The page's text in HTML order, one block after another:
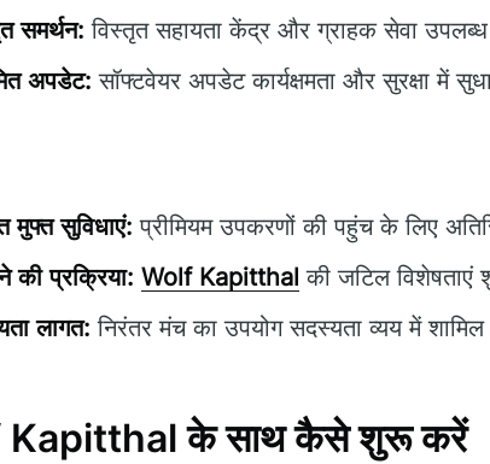
समर्थन: विस्तृत सहायता केंद्र और ग्राहक सेवा
अपडेट: सॉफ्टवेयर अपडेट कार्यक्षमता और सुरक्षा में
मुफ्त सुविधाएं: प्रीमियम उपकरणों की पहुंच के लिए
की प्रक्रिया: Wolf Kapitthal की जटिल
लागत: निरंतर मंच का उपयोग सदस्यता व्यय में
Kapitthal के साथ कैसे शुरू करें